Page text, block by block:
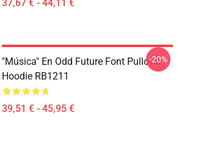
37,67 € - 44,11 €
"Música" En Odd Future Font Pullover
Hoodie RB1211
39,51 € - 45,95 €
-20%